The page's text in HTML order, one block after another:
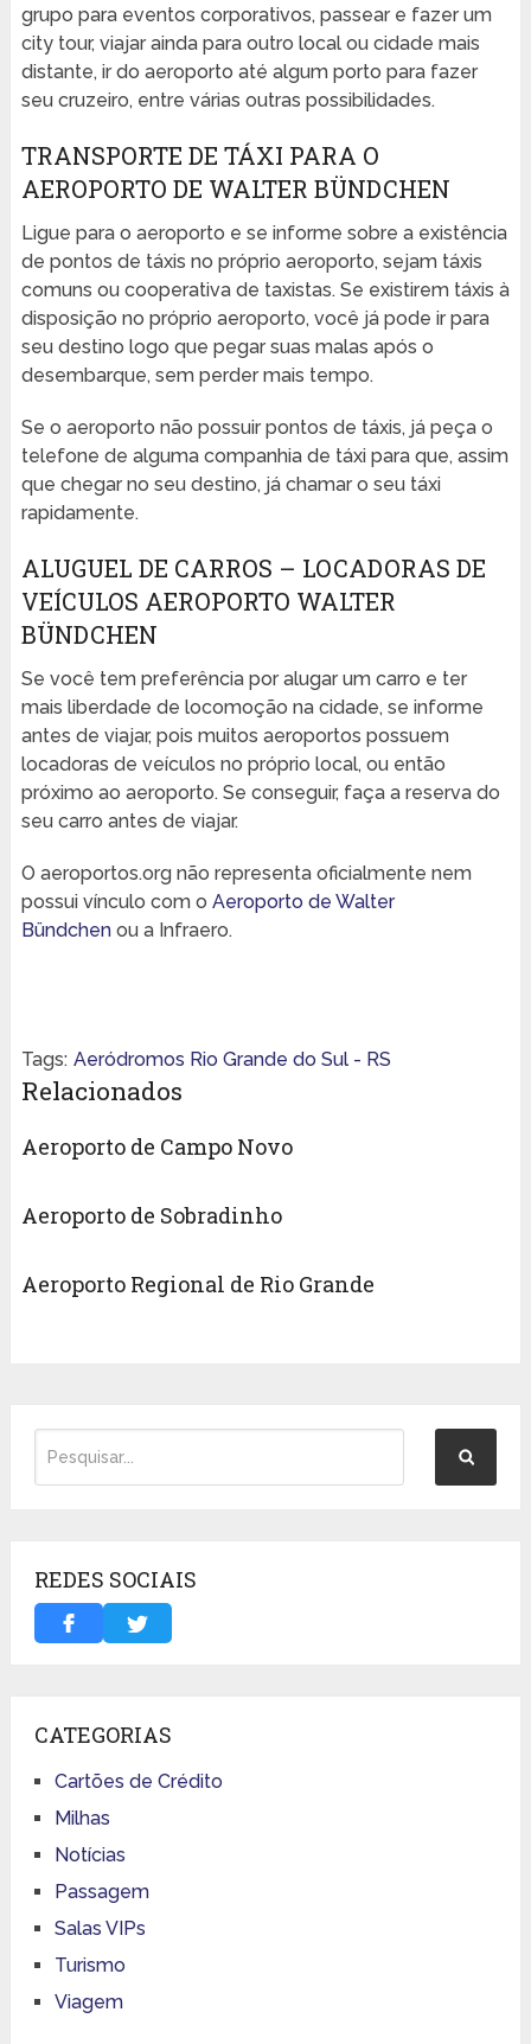
grupo para eventos corporativos, passear e fazer um
city tour, viajar ainda para outro local ou cidade mais
distante, ir do aeroporto até algum porto para fazer
seu cruzeiro, entre várias outras possibilidades.
TRANSPORTE DE TÁXI PARA O
AEROPORTO DE WALTER BÜNDCHEN
Ligue para o aeroporto e se informe sobre a existência
de pontos de táxis no próprio aeroporto, sejam táxis
comuns ou cooperativa de taxistas. Se existirem táxis à
disposição no próprio aeroporto, você já pode ir para
seu destino logo que pegar suas malas após o
desembarque, sem perder mais tempo.
Se o aeroporto não possuir pontos de táxis, já peça o
telefone de alguma companhia de táxi para que, assim
que chegar no seu destino, já chamar o seu táxi
rapidamente.
ALUGUEL DE CARROS – LOCADORAS DE
VEÍCULOS AEROPORTO WALTER
BÜNDCHEN
Se você tem preferência por alugar um carro e ter
mais liberdade de locomoção na cidade, se informe
antes de viajar, pois muitos aeroportos possuem
locadoras de veículos no próprio local, ou então
próximo ao aeroporto. Se conseguir, faça a reserva do
seu carro antes de viajar.
O aeroportos.org não representa oficialmente nem
possui vínculo com o Aeroporto de Walter
Bündchenou a Infraero.
Tags: Aeródromos Rio Grande do Sul - RS
Relacionados
Aeroporto de Campo Novo
Aeroporto de Sobradinho
Aeroporto Regional de Rio Grande
REDES SOCIAIS
CATEGORIAS
Cartões de Crédito
Milhas
Notícias
Passagem
Salas VIPs
Turismo
Viagem